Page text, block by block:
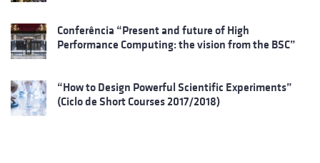
Conferência “Present and future of High
Performance Computing: the vision from the BSC”
“How to Design Powerful Scientific Experiments”
(Ciclo de Short Courses 2017/2018)